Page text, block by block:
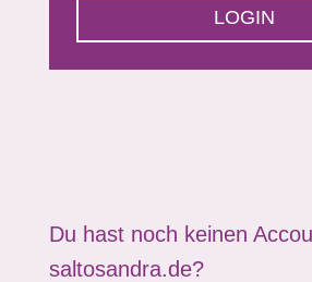
LOGIN
Du hast noch keinen
saltosandra.de?